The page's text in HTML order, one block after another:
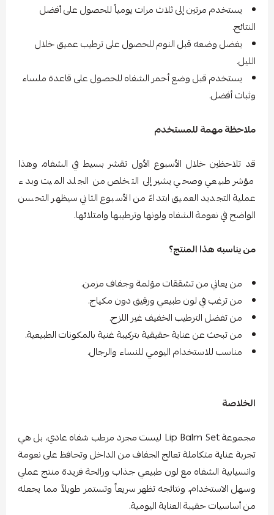
يستخدم مرتين إلى ثلاث مرات يومياً للحصول على أفضل
النتائج.
يفضل وضعه قبل النوم للحصول على ترطيب عميق خلال
الليل.
يستخدم قبل وضع أحمر الشفاه للحصول على قاعدة ملساء
وثبات أفضل.
ملاحظة مهمة للمستخدم
قد تلاحظين خلال الأسبوع الأول تقشر بسيط في الشفاه، وهذا
مؤشر طبيعي وصحي يشير إلى التخلص من الجلد الميت وبدء
عملية التجديد العميق ابتداءً من الأسبوع الثاني سيظهر التحسن
الواضح في نعومة الشفاه ولونها وترطيبها وامتلائها.
من يناسبه هذا المنتج؟
من يعاني من تشققات مؤلمة وجفاف مزمن.
من ترغب في لون طبيعي ورقيق دون مكياج.
من تفضل الترطيب الخفيف غير اللزج.
من تبحث عن عناية حقيقية بتركيبة غنية بالمكونات الطبيعية.
مناسب للاستخدام اليومي للنساء والرجال.
الخلاصة
مجموعة Lip Balm Set ليست مجرد مرطب شفاه عادي، بل هي
تجربة عناية متكاملة تعالج الجفاف من الداخل وتحافظ على نعومة
وانسيابية الشفاه مع لون طبيعي جذاب ورائحة فريدة منتج عملي
وسهل الاستخدام، ونتائجه تظهر سريعاً وتستمر طويلاً مما يجعله
من أساسيات حقيبة العناية اليومية.